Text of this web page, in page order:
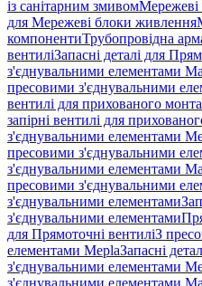
із санітарним змивом
для Мережеві блоки живлення
компонентиТрубопровідна
вентиліЗапасні деталі для
з'єднувальними елементами
пресовими з'єднувальними
вентилі для прихованого
запірні вентилі для
з'єднувальними елементами
пресовими з'єднувальними
з'єднувальними елементами
пресовими з'єднувальними
з'єднувальними елементами
з'єднувальними елементами
для Прямоточні вентиліЗ
елементами MeplaЗапасні
з'єднувальними елементами
з'єднувальними елементами